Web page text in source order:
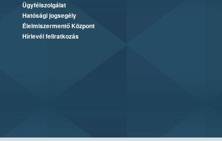
Ügyfélszolgálat
Hatósági jogsegély
Élelmiszermentő Központ
Hírlevél feliratkozás